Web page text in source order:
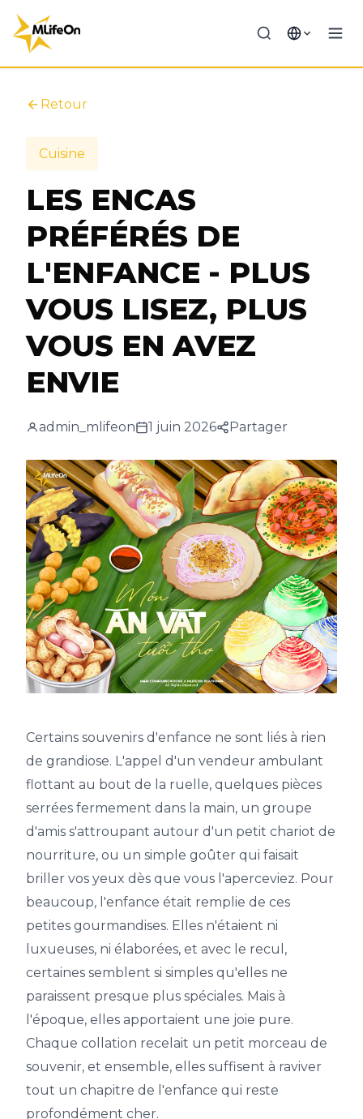
Retour
Cuisine
LES ENCAS
PRÉFÉRÉS DE
L'ENFANCE - PLUS
VOUS LISEZ, PLUS
VOUS EN AVEZ
ENVIE
admin_mlifeon 1 juin 2026 Partager
Certains souvenirs d'enfance ne sont liés à rien
de grandiose. L'appel d'un vendeur ambulant
flottant au bout de la ruelle, quelques pièces
serrées fermement dans la main, un groupe
d'amis s'attroupant autour d'un petit chariot de
nourriture, ou un simple goûter qui faisait
briller vos yeux dès que vous l'aperceviez. Pour
beaucoup, l'enfance était remplie de ces
petites gourmandises. Elles n'étaient ni
luxueuses, ni élaborées, et avec le recul,
certaines semblent si simples qu'elles ne
paraissent presque plus spéciales. Mais à
l'époque, elles apportaient une joie pure.
Chaque collation recelait un petit morceau de
souvenir, et ensemble, elles suffisent à raviver
tout un chapitre de l'enfance qui reste
profondément cher.